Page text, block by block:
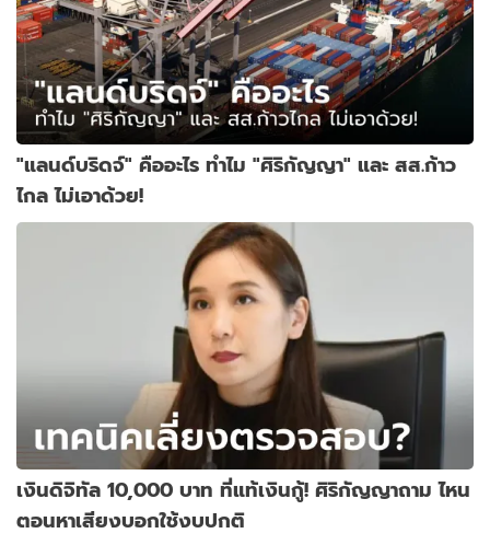
"แลนด์บริดจ์" คืออะไร ทำไม "ศิริกัญญา" และ สส.ก้าว
ไกล ไม่เอาด้วย!
เงินดิจิทัล 10,000 บาท ที่แท้เงินกู้! ศิริกัญญาถาม ไหน
ตอนหาเสียงบอกใช้งบปกติ